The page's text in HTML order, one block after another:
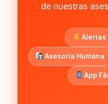
de nuestras
Alertas
Asesoría Humana
App